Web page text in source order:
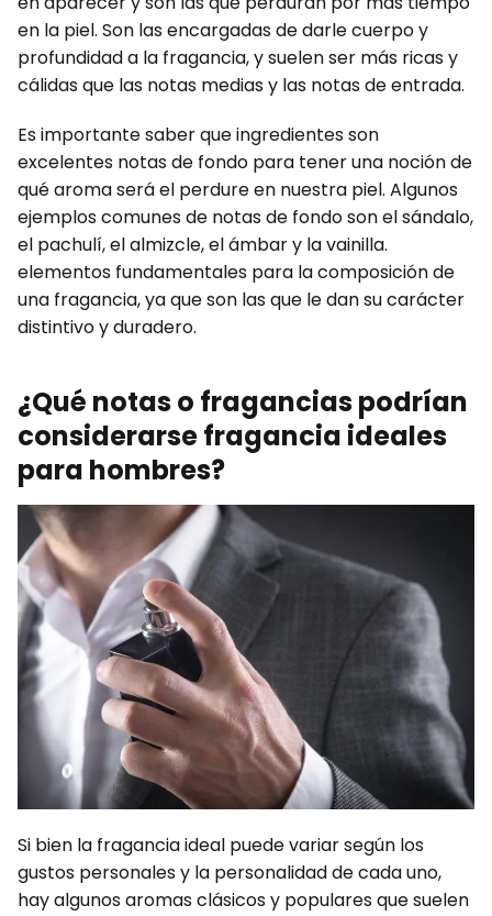
en la piel. Son las encargadas de darle cuerpo y
profundidad a la fragancia, y suelen ser más ricas y
cálidas que las notas medias y las notas de entrada.
Es importante saber que ingredientes son
excelentes notas de fondo para tener una noción de
qué aroma será el perdure en nuestra piel. Algunos
ejemplos comunes de notas de fondo son el sándalo,
el pachulí, el almizcle, el ámbar y la vainilla.
elementos fundamentales para la composición de
una fragancia, ya que son las que le dan su carácter
distintivo y duradero.
¿Qué notas o fragancias podrían
considerarse fragancia ideales
para hombres?
Si bien la fragancia ideal puede variar según los
gustos personales y la personalidad de cada uno,
hay algunos aromas clásicos y populares que suelen